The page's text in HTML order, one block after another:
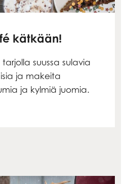
kätkään!
suussa sulavia
ja makeita
ja kylmiä juomia.